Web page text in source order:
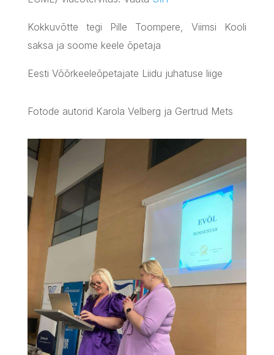
Kokkuvõtte tegi Pille Toompere, Viimsi Kooli
saksa ja soome keele õpetaja
Eesti Võõrkeeleõpetajate Liidu juhatuse liige
Fotode autorid Karola Velberg ja Gertrud Mets